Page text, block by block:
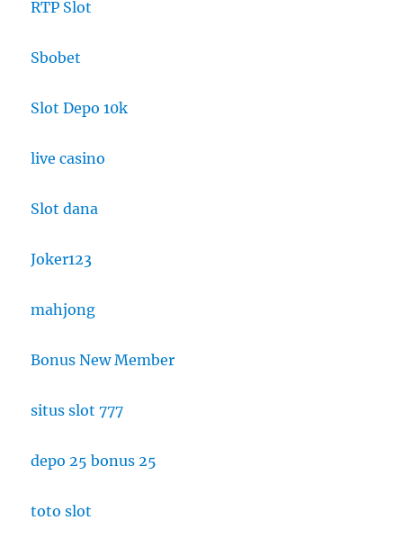
RTP Slot
Sbobet
Slot Depo 10k
live casino
Slot dana
Joker123
mahjong
Bonus New Member
situs slot 777
depo 25 bonus 25
toto slot